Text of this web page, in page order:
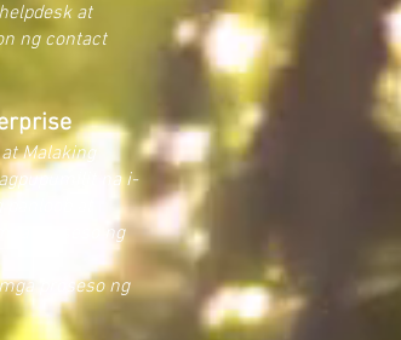
at
ng contact
Malaking
na i-
at
proseso ng
proseso ng